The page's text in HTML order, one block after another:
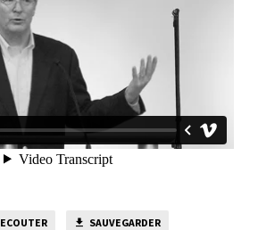
ECOUTER SAUVEGARDER